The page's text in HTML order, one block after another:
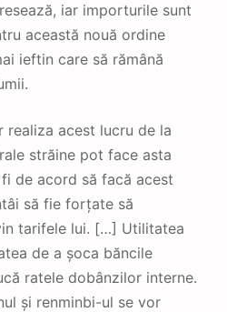
iar importurile sunt
această nouă ordine
ieftin care să rămână
realiza acest lucru de la
străine pot face asta
de acord să facă acest
să fie forțate să
tarifele lui. […] Utilitatea
de a șoca băncile
ratele dobânzilor interne.
și renminbi-ul se vor